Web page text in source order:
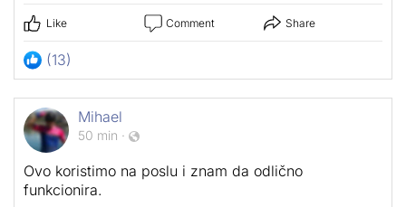
Like Comment Share
(13)
Mihael
50 min ·
Ovo koristimo na poslu i znam da odlično
funkcionira.